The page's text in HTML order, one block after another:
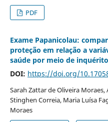
PDF
Exame Papanicolau:
proteção em relação a
saúde por meio de
DOI: https://doi.org/
Sarah Zattar de Oliveira
Stinghen Correia, Maria Luísa
Moraes